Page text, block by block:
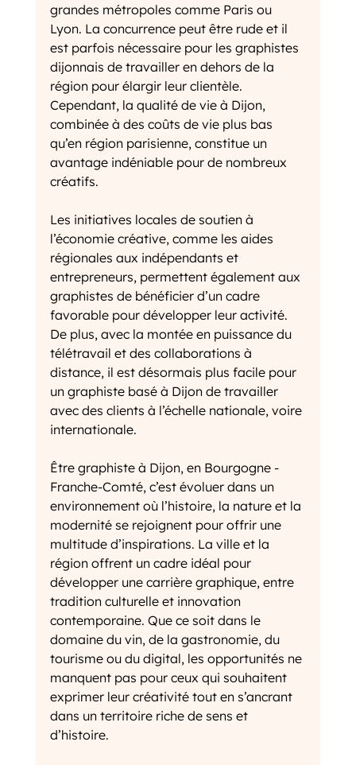
grandes métropoles comme Paris ou
Lyon. La concurrence peut être rude et il
est parfois nécessaire pour les graphistes
dijonnais de travailler en dehors de la
région pour élargir leur clientèle.
Cependant, la qualité de vie à Dijon,
combinée à des coûts de vie plus bas
qu’en région parisienne, constitue un
avantage indéniable pour de nombreux
créatifs.
Les initiatives locales de soutien à
l’économie créative, comme les aides
régionales aux indépendants et
entrepreneurs, permettent également aux
graphistes de bénéficier d’un cadre
favorable pour développer leur activité.
De plus, avec la montée en puissance du
télétravail et des collaborations à
distance, il est désormais plus facile pour
un graphiste basé à Dijon de travailler
avec des clients à l’échelle nationale, voire
internationale.
Être graphiste à Dijon, en Bourgogne -
Franche-Comté, c’est évoluer dans un
environnement où l’histoire, la nature et la
modernité se rejoignent pour offrir une
multitude d’inspirations. La ville et la
région offrent un cadre idéal pour
développer une carrière graphique, entre
tradition culturelle et innovation
contemporaine. Que ce soit dans le
domaine du vin, de la gastronomie, du
tourisme ou du digital, les opportunités ne
manquent pas pour ceux qui souhaitent
exprimer leur créativité tout en s’ancrant
dans un territoire riche de sens et
d’histoire.